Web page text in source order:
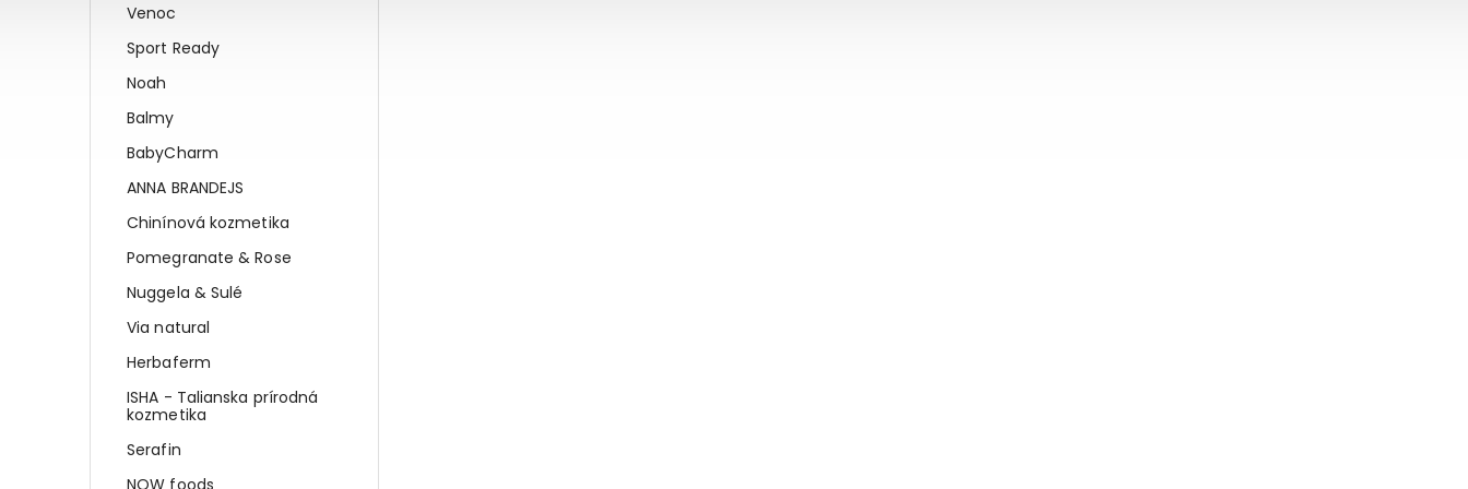
Venoc
Sport Ready
Noah
Balmy
BabyCharm
ANNA BRANDEJS
Chinínová kozmetika
Pomegranate & Rose
Nuggela & Sulé
Via natural
Herbaferm
ISHA - Talianska prírodná
kozmetika
Serafin
NOW foods